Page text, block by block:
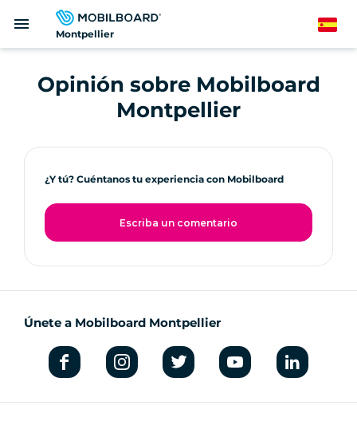
Montpellier
menu Spanish
Opinión sobre Mobilboard
Montpellier
¿Y tú? Cuéntanos tu experiencia con Mobilboard
Escriba un comentario
Únete a Mobilboard Montpellier